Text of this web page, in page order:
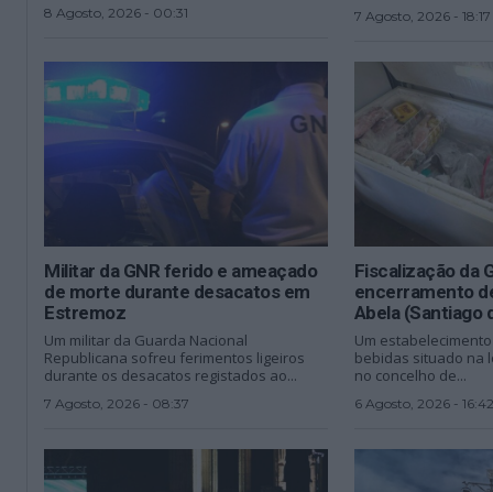
8 Agosto, 2026 - 00:31 7 Agosto, 2026 - 18:17
Militar da GNR ferido e ameaçado
de morte durante desacatos em
Estremoz
Um militar da Guarda Nacional
Republicana sofreu ferimentos ligeiros
durante os desacatos registados ao...
7 Agosto, 2026 - 08:37
Fiscalização da
encerramento
Abela (Santiago
Um
bebidas situado na
no concelho de...
6 Agosto, 2026 - 16:42